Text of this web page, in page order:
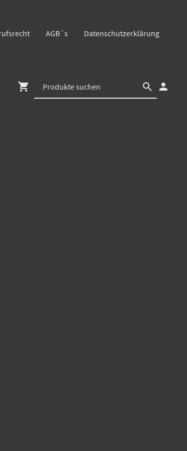
AGB´s Datenschutzerklärung